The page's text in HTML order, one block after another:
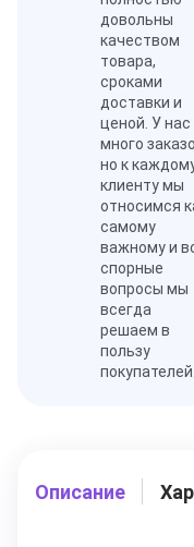
довольны
качеством
товара,
сроками
доставки и
ценой. У нас
много
но к
клиенту мы
относимся
самому
важному и
спорные
вопросы мы
всегда
решаем в
пользу
покупателей.
Описание